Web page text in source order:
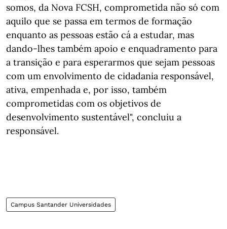
somos, da Nova FCSH, comprometida não só com
aquilo que se passa em termos de formação
enquanto as pessoas estão cá a estudar, mas
dando-lhes também apoio e enquadramento para
a transição e para esperarmos que sejam pessoas
com um envolvimento de cidadania responsável,
ativa, empenhada e, por isso, também
comprometidas com os objetivos de
desenvolvimento sustentável", concluiu a
responsável.
Campus Santander Universidades